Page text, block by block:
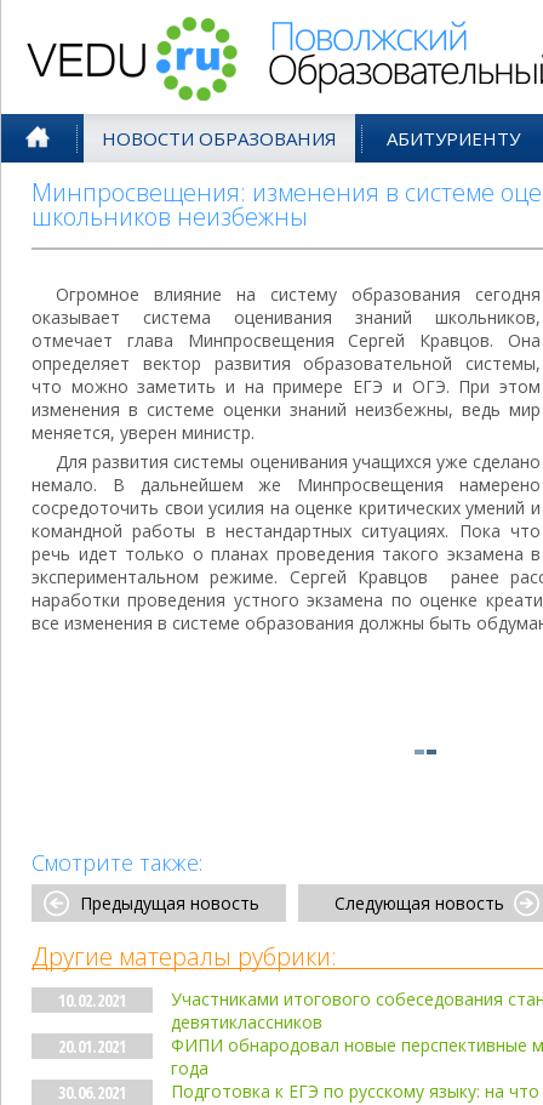
НОВОСТИ ОБРАЗОВАНИЯ АБИТУРИЕНТУ
Минпросвещения: изменения в системе
школьников неизбежны
Огромное влияние на систему образования сегодня
оказывает система оценивания знаний школьников,
отмечает глава Минпросвещения Сергей Кравцов. Она
определяет вектор развития образовательной системы,
что можно заметить и на примере ЕГЭ и ОГЭ. При этом
изменения в системе оценки знаний неизбежны, ведь мир
меняется, уверен министр.
Для развития системы оценивания учащихся уже сделано
немало. В дальнейшем же Минпросвещения намерено
сосредоточить свои усилия на оценке критических умений и
командной работы в нестандартных ситуациях. Пока что
речь идет только о планах проведения такого экзамена в
экспериментальном режиме. Сергей Кравцов ранее
наработки проведения устного экзамена по оценке
все изменения в системе образования должны быть
Смотрите также:
Предыдущая новость Следующая новость
Другие матералы рубрики:
10.02.2021
Участниками итогового собеседования
девятиклассников
20.01.2021
ФИПИ обнародовал новые перспективные
года
30.06.2021
Подготовка к ЕГЭ по русскому языку: на